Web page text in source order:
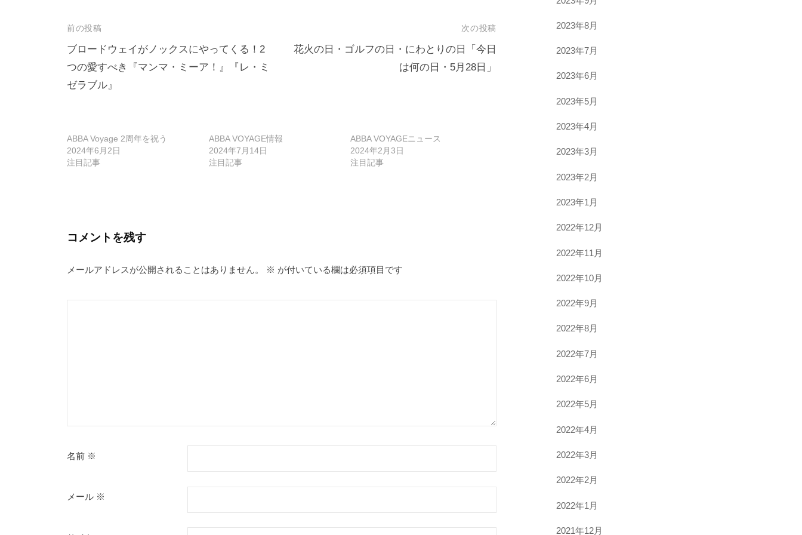
投
稿
ナ
ビ
シ
ョ
前の投稿
ブロードウェイがノックスにやってくる！2
つの愛すべき『マンマ・ミーア！』『レ・ミ
ゼラブル』
次の投稿
花火の日・ゴルフの日・にわとりの日「今日
は何の日・5月28日」
ABBA Voyage 2周年を祝う
2024年6月2日
注目記事
ABBA VOYAGE情報
2024年7月14日
注目記事
ABBA VOYAGEニュース
2024年2月3日
注目記事
コメントを残す
メールアドレスが公開されることはありません。 ※ が付いている欄は必須項目です
名前 ※
メール ※
2023年8月
2023年7月
2023年6月
2023年5月
2023年4月
2023年3月
2023年2月
2023年1月
2022年12月
2022年11月
2022年10月
2022年9月
2022年8月
2022年7月
2022年6月
2022年5月
2022年4月
2022年3月
2022年2月
2022年1月
2021年12月